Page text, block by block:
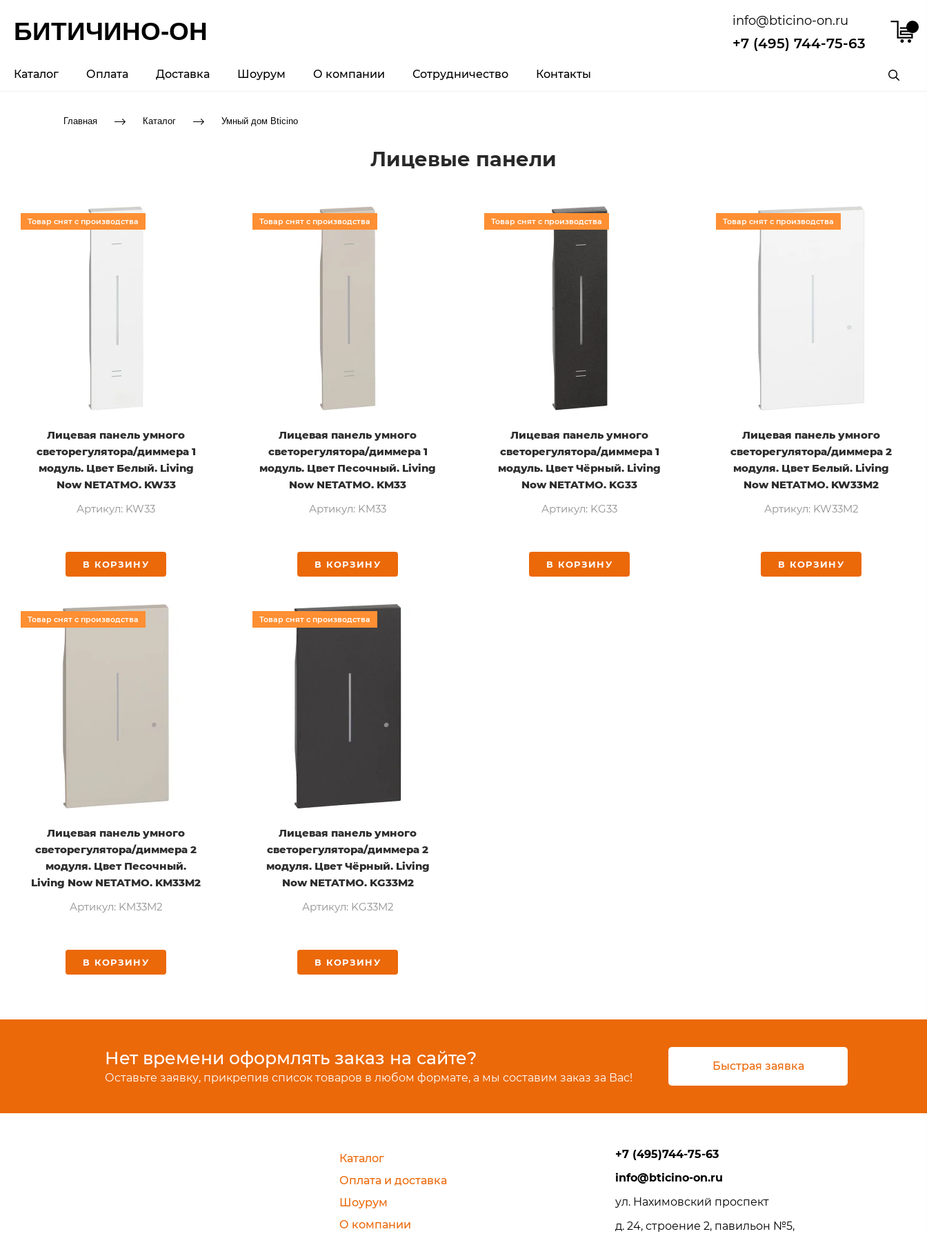
БИТИЧИНО-ОН info@bticino-on.ru
+7 (495) 744-75-63
Каталог Оплата Доставка Шоурум О компании Сотрудничество Контакты
Главная Каталог Умный дом Bticino
Лицевые панели
Товар снят с производства
Лицевая панель умного
светорегулятора/диммера 1
модуль. Цвет Белый. Living
Now NETATMO. KW33
Артикул: KW33
В КОРЗИНУ
Товар снят с производства
Лицевая панель умного
светорегулятора/диммера 1
модуль. Цвет Песочный. Living
Now NETATMO. KM33
Артикул: KM33
В КОРЗИНУ
Товар снят с производства
Лицевая панель умного
светорегулятора/диммера 1
модуль. Цвет Чёрный. Living
Now NETATMO. KG33
Артикул: KG33
В КОРЗИНУ
Товар снят с производства
Лицевая панель умного
светорегулятора/диммера 2
модуля. Цвет Белый. Living
Now NETATMO. KW33M2
Артикул: KW33M2
В КОРЗИНУ
Товар снят с производства
Лицевая панель умного
светорегулятора/диммера 2
модуля. Цвет Песочный.
Living Now NETATMO. KM33M2
Артикул: KM33M2
В КОРЗИНУ
Товар снят с производства
Лицевая панель умного
светорегулятора/диммера 2
модуля. Цвет Чёрный. Living
Now NETATMO. KG33M2
Артикул: KG33M2
В КОРЗИНУ
Нет времени оформлять заказ на сайте?
Оставьте заявку, прикрепив список товаров в любом формате, а мы составим заказ за Вас!
Быстрая заявка
Каталог
Оплата и доставка
Шоурум
О компании
+7 (495)744-75-63
info@bticino-on.ru
ул. Нахимовский проспект
д. 24, строение 2, павильон №5,